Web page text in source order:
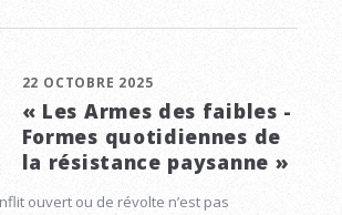
22 OCTOBRE 2025
« Les Armes des faibles -
Formes quotidiennes de
la résistance paysanne »
ouvert ou de révolte n’est pas